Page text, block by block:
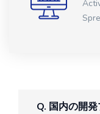
Q. 国内の開